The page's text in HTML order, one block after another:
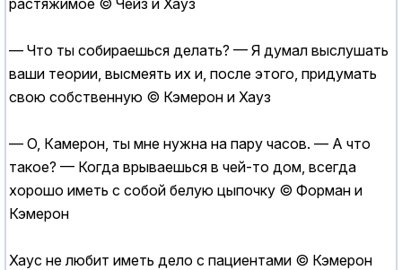
растяжимое © Чейз и Хауз
— Что ты собираешься делать? — Я думал выслушать
ваши теории, высмеять их и, после этого, придумать
свою собственную © Кэмерон и Хауз
— О, Камерон, ты мне нужна на пару часов. — А что
такое? — Когда врываешься в чей-то дом, всегда
хорошо иметь с собой белую цыпочку © Форман и
Кэмерон
Хаус не любит иметь дело с пациентами © Кэмерон